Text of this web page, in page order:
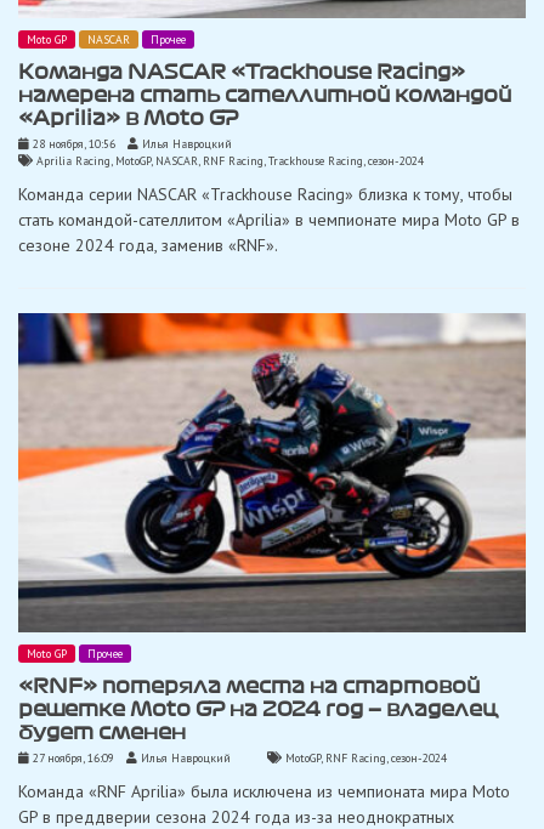
Moto GP NASCAR Прочее
Команда NASCAR «Trackhouse Racing»
намерена стать сателлитной командой
«Aprilia» в Moto GP
28 ноября, 10:56
Илья Навроцкий
Aprilia Racing, MotoGP, NASCAR, RNF Racing,Trackhouse Racing,сезон-2024
Команда серии NASCAR «Trackhouse Racing» близка к тому, чтобы
стать командой-сателлитом «Aprilia» в чемпионате мира Moto GP в
сезоне 2024 года, заменив «RNF».
Moto GP Прочее
«RNF» потеряла места на стартовой
решетке Moto GP на 2024 год — владелец
будет сменен
27 ноября, 16:09 Илья Навроцкий MotoGP, RNF Racing,сезон-2024
Команда «RNF Aprilia» была исключена из чемпионата мира Moto
GP в преддверии сезона 2024 года из-за неоднократных